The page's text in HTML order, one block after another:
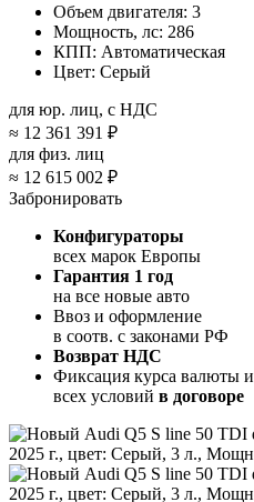
Объем двигателя: 3
Мощность, лс: 286
КПП: Автоматическая
Цвет: Серый
для юр. лиц, с НДС
≈ 12 361 391 ₽
для физ. лиц
≈ 12 615 002 ₽
Забронировать
Конфигураторы
всех марок Европы
Гарантия 1 год
на все новые авто
Ввоз и оформление
в соотв. с законами РФ
Возврат НДС
Фиксация курса валюты и
всех условий в договоре